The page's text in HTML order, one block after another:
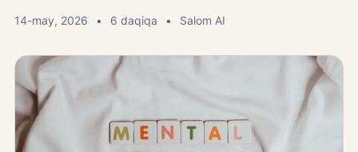
14-may, 2026 6 daqiqa Salom AI